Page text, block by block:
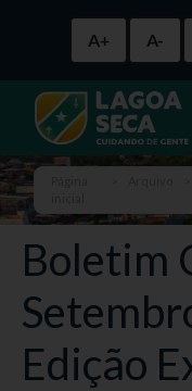
A+ A-
Boletim
Edição